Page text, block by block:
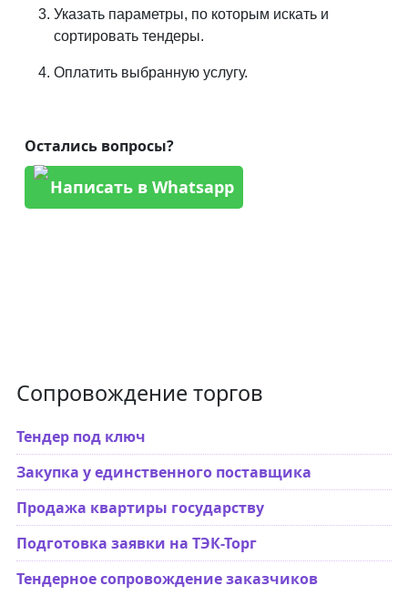
Указать параметры, по которым искать и
сортировать тендеры.
Оплатить выбранную услугу.
Остались вопросы?
Написать в Whatsapp
Сопровождение торгов
Тендер под ключ
Закупка у единственного поставщика
Продажа квартиры государству
Подготовка заявки на ТЭК-Торг
Тендерное сопровождение заказчиков